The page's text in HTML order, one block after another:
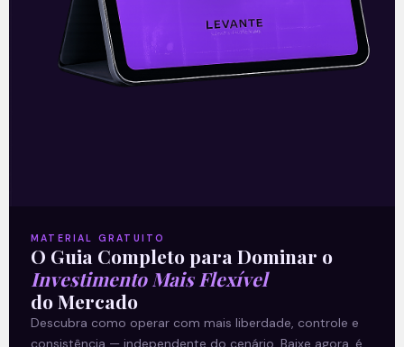
Leia mais
26/01/2021
MATERIAL GRATUITO
O Guia Completo para Dominar o
Investimento Mais Flexível
do Mercado
Descubra como operar com mais liberdade, controle e
consistência — independente do cenário. Baixe agora, é